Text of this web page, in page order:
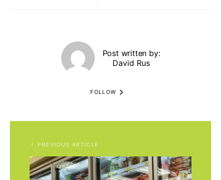
Post written by:
David Rus
FOLLOW
PREVIOUS ARTICLE